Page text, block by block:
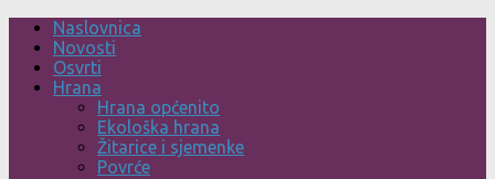
Skip
content
Naslovnica
Novosti
Osvrti
Hrana
Hrana općenito
Ekološka hrana
Žitarice i sjemenke
Povrće